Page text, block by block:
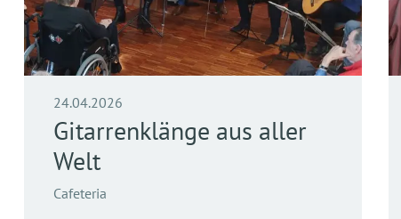
24.04.2026
Gitarrenklänge aus aller
Welt
Cafeteria